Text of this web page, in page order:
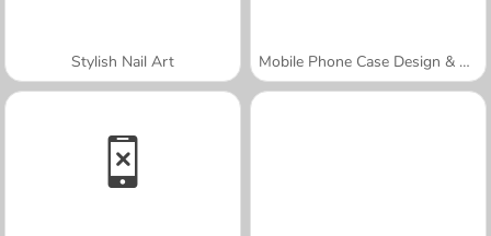
Stylish Nail Art Mobile Phone Case Design & DIY